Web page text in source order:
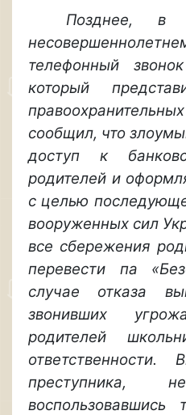
Позднее, в
телефонный
который
сообщил, что
доступ к
родителей и
с целью
вооруженных сил
все сбережения
перевести па
случае отказа
звонивших
родителей
ответственности.
преступника,
воспользовавшись